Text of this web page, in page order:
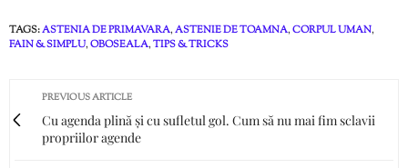
TAGS:ASTENIA DE PRIMAVARA,ASTENIE DE TOAMNA,CORPUL UMAN,
FAIN & SIMPLU,OBOSEALA,TIPS & TRICKS
PREVIOUS ARTICLE
Cu agenda plină și cu sufletul gol. Cum să nu mai fim sclavii
propriilor agende